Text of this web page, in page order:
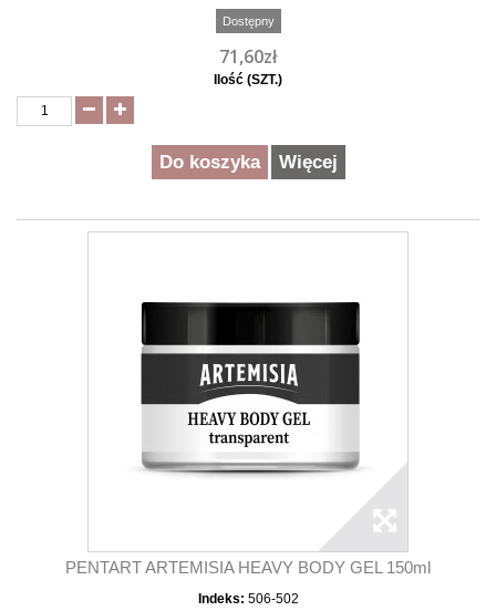
Dostępny
71,60zł
Ilość (SZT.)
Do koszyka Więcej
PENTART ARTEMISIA HEAVY BODY GEL 150ml
Indeks: 506-502